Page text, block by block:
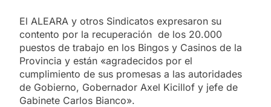
El ALEARA y otros Sindicatos expresaron su
contento por la recuperación de los 20.000
puestos de trabajo en los Bingos y Casinos de la
Provincia y están «agradecidos por el
cumplimiento de sus promesas a las autoridades
de Gobierno, Gobernador Axel Kicillof y jefe de
Gabinete Carlos Bianco».